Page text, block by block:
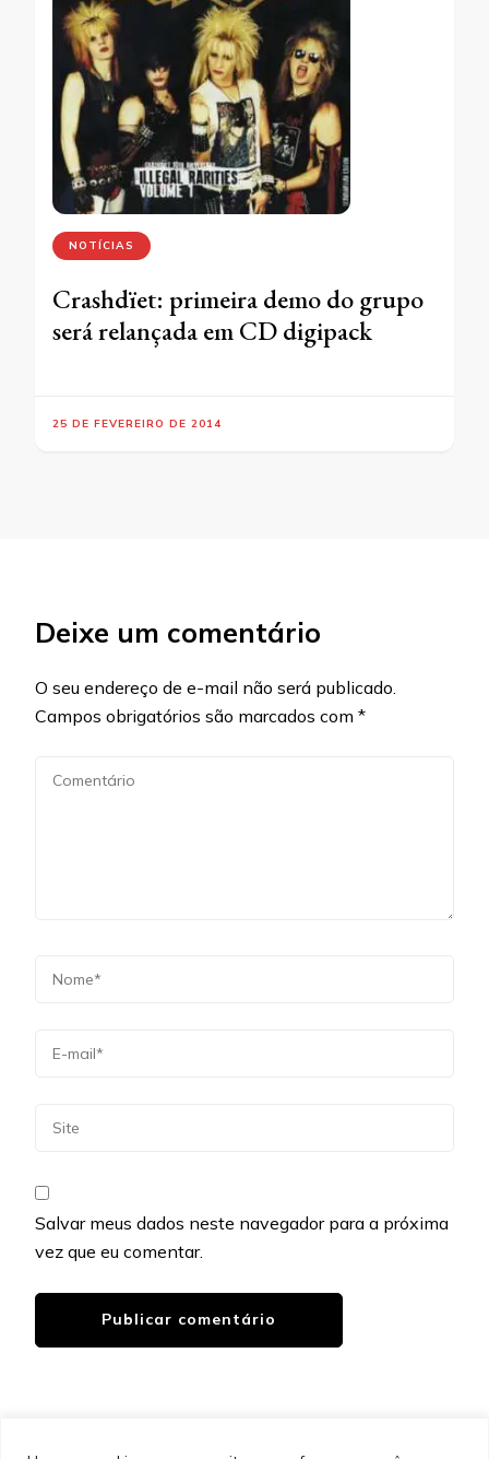
NOTÍCIAS
Crashdïet: primeira demo do grupo
será relançada em CD digipack
25 DE FEVEREIRO DE 2014
Deixe um comentário
O seu endereço de e-mail não será publicado.
Campos obrigatórios são marcados com *
Salvar meus dados neste navegador para a próxima
vez que eu comentar.